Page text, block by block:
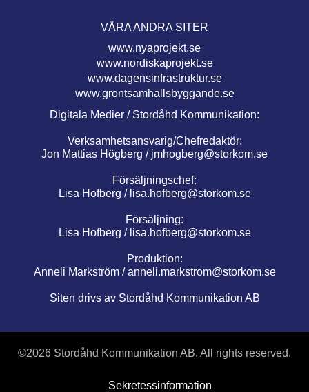
VÅRA ANDRA SITER
www.nyaprojekt.se
www.nordiskaprojekt.se
www.dagensinfrastruktur.se
www.grontsamhallsbyggande.se
Digitala Medier / Stordåhd Kommunikation:
Verksamhetsansvarig/Chefredaktör:
Jon Mattias Högberg / jmhogberg@storkom.se
Försäljningschef:
Lisa Hofberg / lisa.hofberg@storkom.se
Försäljning:
Lisa Hofberg / lisa.hofberg@storkom.se
Produktion:
Anneli Markström /anneli.markstrom@storkom.se
Siten drivs av Stordåhd Kommunikation AB
©2026 Stordåhd Kommunikation AB, All rights reserved.
Sekretessinformation